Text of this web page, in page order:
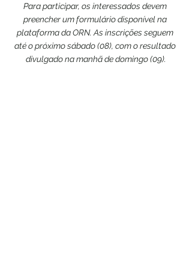
Para participar, os interessados devem
preencher um formulário disponível na
plataforma da ORN. As inscrições seguem
até o próximo sábado (08), com o resultado
divulgado na manhã de domingo (09).